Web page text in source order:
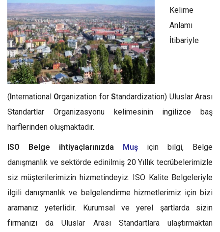
Kelime
Anlamı
İtibariyle
( nternational Organization forStandardization) Uluslar Arası
Standartlar Organizasyonu kelimesinin ingilizce baş
harflerinden oluşmaktadır.
ISO Belge ihtiyaçlarınızda Muş için bilgi, Belge
danışmanlık ve sektörde edinilmiş 20 Yıllık tecrübelerimizle
siz müşterilerimizin hizmetindeyiz. ISO Kalite Belgeleriyle
ilgili danışmanlık ve belgelendirme hizmetlerimiz için bizi
aramanız yeterlidir. Kurumsal ve yerel şartlarda sizin
firmanızı da Uluslar Arası Standartlara ulaştırmaktan